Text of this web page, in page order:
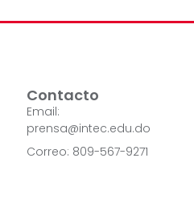
Contacto
Email:
prensa@intec.edu.do
Correo: 809-567-9271